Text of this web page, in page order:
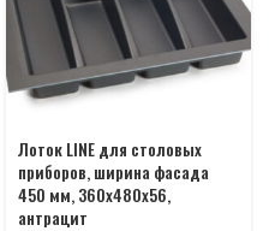
Лоток LINE для столовых
приборов, ширина фасада
450 мм, 360х480х56,
антрацит